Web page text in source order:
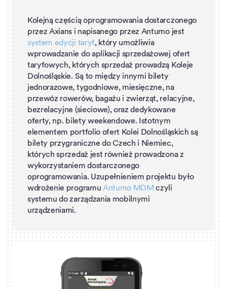
Kolejną częścią oprogramowania dostarczonego
przez Axians i napisanego przez Antumo jest
system edycji taryf, który umożliwia
wprowadzanie do aplikacji sprzedażowej ofert
taryfowych, których sprzedaż prowadzą Koleje
Dolnośląskie. Są to między innymi bilety
jednorazowe, tygodniowe, miesięczne, na
przewóz rowerów, bagażu i zwierząt, relacyjne,
bezrelacyjne (sieciowe), oraz dedykowane
oferty, np. bilety weekendowe. Istotnym
elementem portfolio ofert Kolei Dolnośląskich są
bilety przygraniczne do Czech i Niemiec,
których sprzedaż jest również prowadzona z
wykorzystaniem dostarczonego
oprogramowania. Uzupełnieniem projektu było
wdrożenie programu Antumo MDM czyli
systemu do zarządzania mobilnymi
urządzeniami.